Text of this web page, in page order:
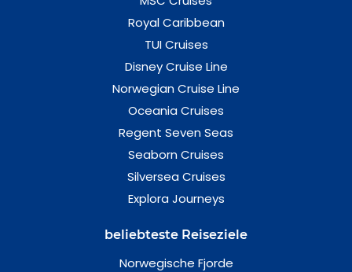
Royal Caribbean
TUI Cruises
Disney Cruise Line
Norwegian Cruise Line
Oceania Cruises
Regent Seven Seas
Seaborn Cruises
Silversea Cruises
Explora Journeys
beliebteste Reiseziele
Norwegische Fjorde